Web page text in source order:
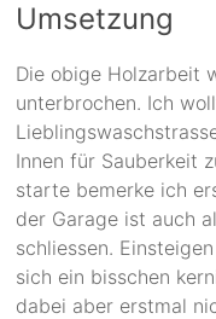
Umsetzung
Die obige Holzarbeit
unterbrochen. Ich
Innen für Sauberkeit
starte bemerke ich
der Garage ist auch
schliessen.
sich ein bisschen
dabei aber erstmal